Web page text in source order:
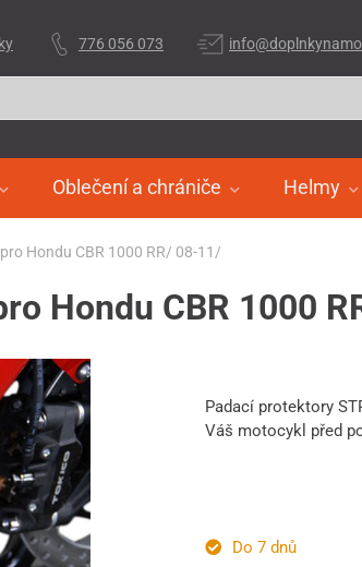
Oblečení a chrániče Helmy
776 056 073
Hondu CBR 1000 RR/ 08-11/
Hondu CBR 1000
Padací protektory
Váš motocykl před
Do 7 dnů